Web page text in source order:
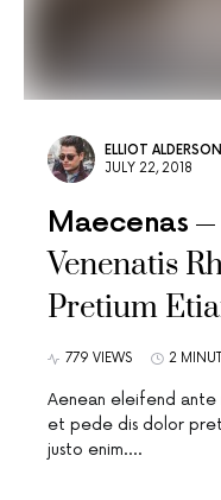
ELLIOT ALDERSON
JULY 22, 2018
Maecenas
Venenatis
Pretium
779 VIEWS 2
Aenean eleifend ante
et pede dis dolor
justo enim.…